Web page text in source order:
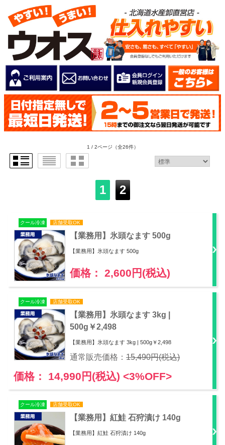
1 / 2ページ （全26件）
1 2
クール冷凍 店舗受取OK
【業務用】氷頭なます 500g
【業務用】氷頭なます 500g
価格： 2,600円(税込)
クール冷凍 店舗受取OK
【業務用】氷頭なます 3kg |
500g￥2,498
【業務用】氷頭なます 3kg | 500g￥2,498
通常販売価格： 15,490円(税込)
価格： 14,990円(税込) <3%OFF>
クール冷凍 店舗受取OK
【業務用】紅鮭 石狩漬け 140g
【業務用】紅鮭 石狩漬け 140g